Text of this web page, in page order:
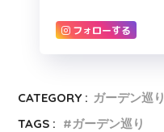
フォローする
CATEGORY : ガーデン巡り
TAGS :
ガーデン巡り